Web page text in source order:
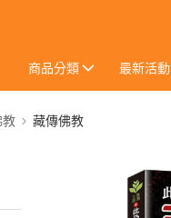
商品分類 最新活動
教 藏傳佛教